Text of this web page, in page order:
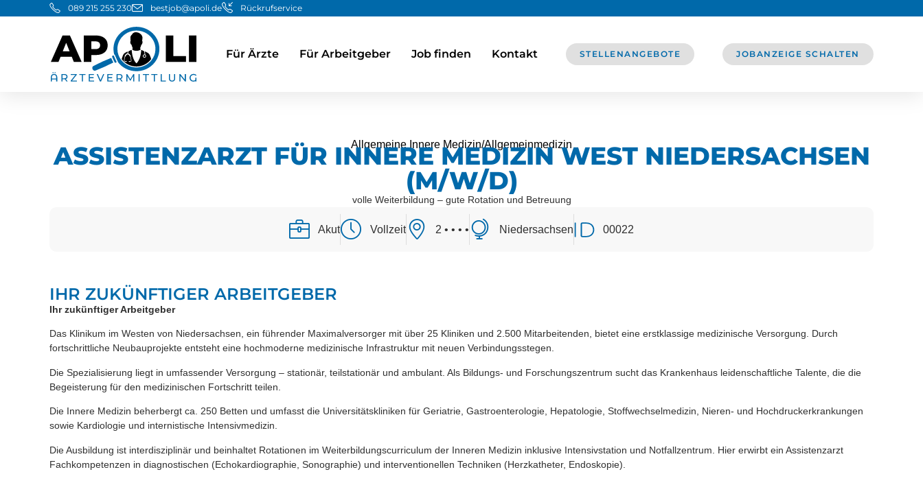
089 215 255 230 bestjob@apoli.de Rückrufservice
Für Ärzte Für Arbeitgeber Job finden Kontakt STELLENANGEBOTE JOBANZEIGE SCHALTEN
Allgemeine Innere Medizin/Allgemeinmedizin
ASSISTENZARZT FÜR INNERE MEDIZIN WEST NIEDERSACHSEN
(M/W/D)
volle Weiterbildung – gute Rotation und Betreuung
Akut Vollzeit 2 • • • • Niedersachsen 00022
IHR ZUKÜNFTIGER ARBEITGEBER
Ihr zukünftiger Arbeitgeber
Das Klinikum im Westen von Niedersachsen, ein führender Maximalversorger mit über 25 Kliniken und 2.500 Mitarbeitenden, bietet eine erstklassige medizinische Versorgung. Durch
fortschrittliche Neubauprojekte entsteht eine hochmoderne medizinische Infrastruktur mit neuen Verbindungsstegen.
Die Spezialisierung liegt in umfassender Versorgung – stationär, teilstationär und ambulant. Als Bildungs- und Forschungszentrum sucht das Krankenhaus leidenschaftliche Talente, die die
Begeisterung für den medizinischen Fortschritt teilen.
Die Innere Medizin beherbergt ca. 250 Betten und umfasst die Universitätskliniken für Geriatrie, Gastroenterologie, Hepatologie, Stoffwechselmedizin, Nieren- und Hochdruckerkrankungen
sowie Kardiologie und internistische Intensivmedizin.
Die Ausbildung ist interdisziplinär und beinhaltet Rotationen im Weiterbildungscurriculum der Inneren Medizin inklusive Intensivstation und Notfallzentrum. Hier erwirbt ein Assistenzarzt
Fachkompetenzen in diagnostischen (Echokardiographie, Sonographie) und interventionellen Techniken (Herzkatheter, Endoskopie).